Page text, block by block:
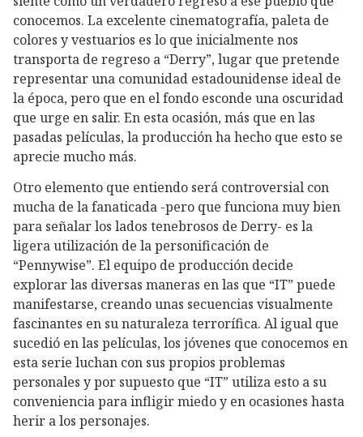
conocemos. La excelente cinematografía, paleta de
colores y vestuarios es lo que inicialmente nos
transporta de regreso a “Derry”, lugar que pretende
representar una comunidad estadounidense ideal de
la época, pero que en el fondo esconde una oscuridad
que urge en salir. En esta ocasión, más que en las
pasadas películas, la producción ha hecho que esto se
aprecie mucho más.
Otro elemento que entiendo será controversial con
mucha de la fanaticada -pero que funciona muy bien
para señalar los lados tenebrosos de Derry- es la
ligera utilización de la personificación de
“Pennywise”. El equipo de producción decide
explorar las diversas maneras en las que “IT” puede
manifestarse, creando unas secuencias visualmente
fascinantes en su naturaleza terrorífica. Al igual que
sucedió en las películas, los jóvenes que conocemos en
esta serie luchan con sus propios problemas
personales y por supuesto que “IT” utiliza esto a su
conveniencia para infligir miedo y en ocasiones hasta
herir a los personajes.